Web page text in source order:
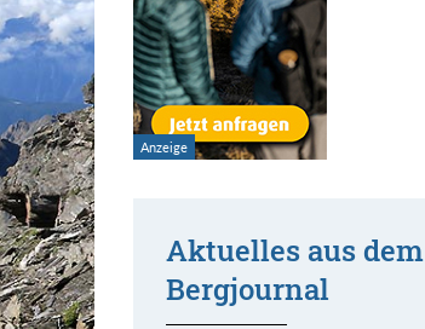
Aktuelles aus dem
Bergjournal